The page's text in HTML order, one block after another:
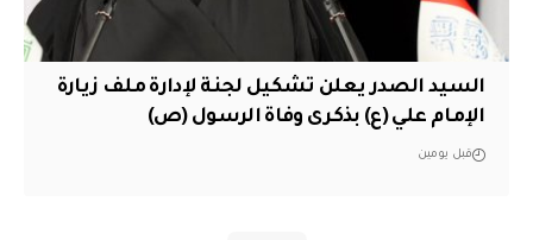
السيد الصدر يعلن تشكيل لجنة لإدارة ملف زيارة
الإمام علي (ع) بذكرى وفاة الرسول (ص)
قبل يومين